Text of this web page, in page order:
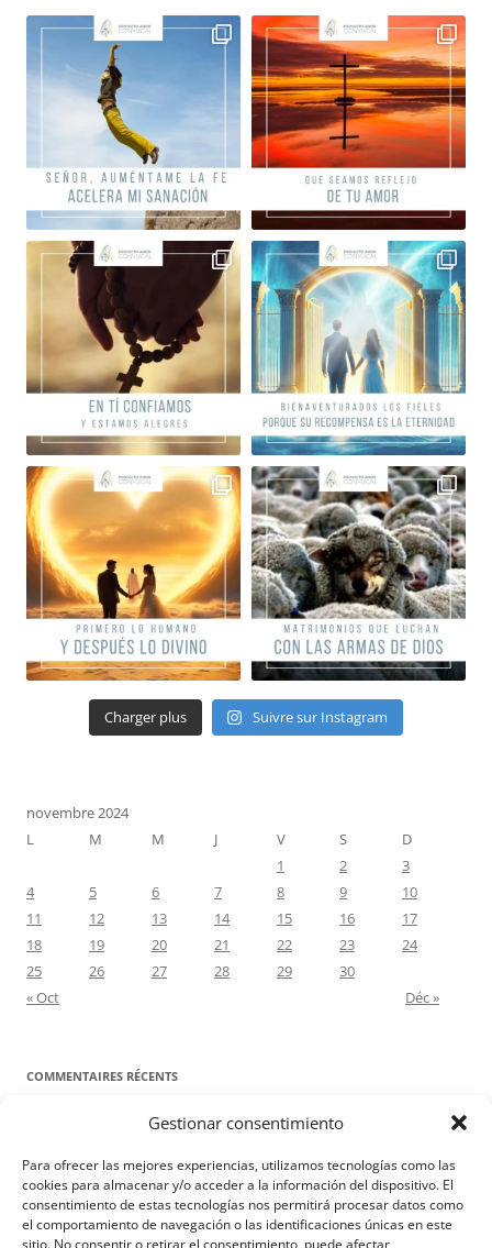
Gestionar consentimiento
Para ofrecer las mejores experiencias, utilizamos tecnologías como las
cookies para almacenar y/o acceder a la información del dispositivo. El
consentimiento de estas tecnologías nos permitirá procesar datos como
el comportamiento de navegación o las identificaciones únicas en este
sitio. No consentir o retirar el consentimiento, puede afectar
Charger plus Suivre sur Instagram
novembre 2024
L
M M J V S
D
1
2
3
4
5 6 7 8 9
10
11
12 13 14 15 16
17
18
19 20 21 22 23
24
25
26 27 28 29
30
« Oct
Déc »
COMMENTAIRES RÉCENTS
Proyecto Amor ConyugaldansContre toute attente. Commentaire
pour les époux : Luc 12, 8-12
Manuel MirallesdansContre toute attente. Commentaire pour les
époux : Luc 12, 8-12